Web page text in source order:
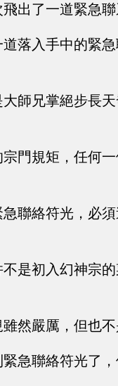
出了一道緊急
落入手中的緊
師兄掌絕步長
門規矩，任何
聯絡符光，必
是初入幻神宗
然嚴厲，但也
急聯絡符光了